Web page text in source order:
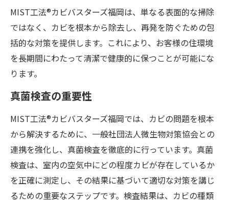
MIST工法®カビバスターズ福岡は、単なる表面的な掃除
ではなく、カビを根本から除去し、再発を防ぐための包
括的な対策を提供します。これにより、お客様の住環境
を長期間にわたって清潔で健康的に保つことが可能にな
ります。
真菌検査の重要性
MIST工法®カビバスターズ福岡では、カビの問題を根本
から解決するために、一般社団法人微生物対策協会との
連携を強化し、真菌検査を徹底的に行っています。真菌
検査は、室内の空気中にどの程度カビが存在しているか
を正確に測定し、その結果に基づいて適切な対策を講じ
るための重要なステップです。検査結果は、カビの種類